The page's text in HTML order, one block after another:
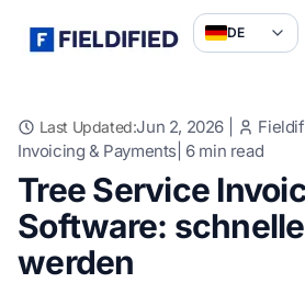
DE
Last Updated:Jun 2, 2026
Invoicing & Payments 6min read
Tree Service
Software:
werden